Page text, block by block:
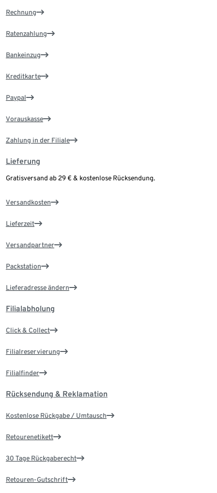
Rechnung
Ratenzahlung
Bankeinzug
Kreditkarte
Paypal
Vorauskasse
Zahlung in der Filiale
Lieferung
Gratisversand ab 29 € & kostenlose Rücksendung.
Versandkosten
Lieferzeit
Versandpartner
Packstation
Lieferadresse ändern
Filialabholung
Click & Collect
Filialreservierung
Filialfinder
Rücksendung & Reklamation
Kostenlose Rückgabe / Umtausch
Retourenetikett
30 Tage Rückgaberecht
Retouren-Gutschrift